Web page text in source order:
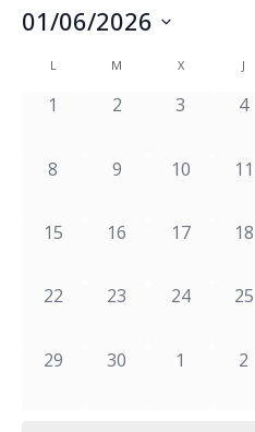
01/06/2026
fecha.Calendario
de
Eventos
L M X J
0 eventos,
1 0 eventos,
2 0 eventos,
3 0
4
0 eventos,
8 0 eventos,
9 0 eventos,
10 0
11
0 eventos,
15 0 eventos,
16 0 eventos,
17 0
18
0 eventos,
22 0 eventos,
23 0 eventos,
24 0
25
0 eventos,
29 0 eventos,
30 0 eventos,
1 0
2